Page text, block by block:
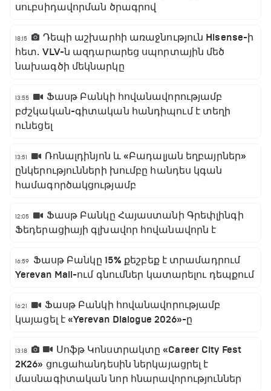
սուբսիդավորման ծրագրով
18:15
Դեպի աշխարհի առաջնություն Hisense-ի
հետ․ VLV-ն ազդարարեց սպորտային մեծ
նախագծի մեկնարկը
13:55
Ֆասթ Բանկի հովանավորությամբ
բժշկական-գիտական հանդիպում է տեղի
ունեցել
13:51
Ռոնալդինյոն և «Բադալյան եղբայրներ»
ընկերությունների խումբը հանդես կգան
համագործակցությամբ
12:05
Ֆասթ Բանկը Հայաստանի Գրեփլինգի
Ֆեդերացիայի գլխավոր հովանավորն է
16:59
Ֆասթ Բանկը 15% քեշբեք է տրամադրում
Yerevan Mall-ում գնումներ կատարելու դեպքում
16:21
Ֆասթ Բանկի հովանավորությամբ
կայացել է «Yerevan Dialogue 2026»-ը
13:18
Սոֆթ Կոնստրակտը «Career City Fest
2K26» ցուցահանդեսին ներկայացրել է
մասնագիտական նոր հնարավորություններ